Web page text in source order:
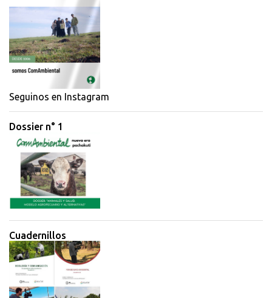
e
t
a
i
o
s
Seguinos en Instagram
Dossier n° 1
Cuadernillos